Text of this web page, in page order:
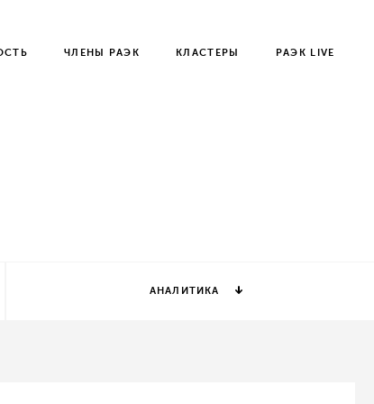
ЧЛЕНЫ РАЭК КЛАСТЕРЫ РАЭК LIVE
АНАЛИТИКА